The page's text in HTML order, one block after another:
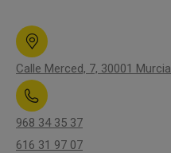
Calle Merced, 7, 30001 Murcia
968 34 35 37
616 31 97 07